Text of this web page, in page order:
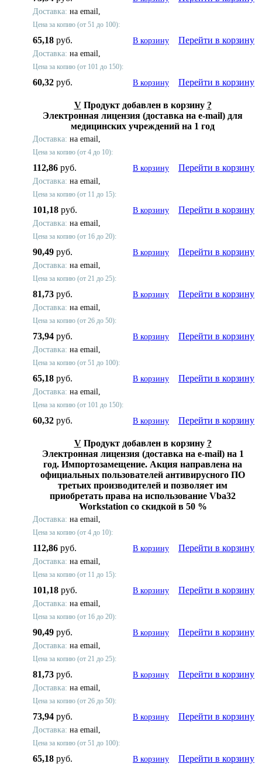
Доставка: на email,
Цена за копию (от 51 до 100):
65,18 руб. В корзину Перейти в корзину
Доставка: на email,
Цена за копию (от 101 до 150):
60,32 руб. В корзину Перейти в корзину
V Продукт добавлен в корзину ?
Электронная лицензия (доставка на e-mail) для
медицинских учреждений на 1 год
Доставка: на email,
Цена за копию (от 4 до 10):
112,86 руб. В корзину Перейти в корзину
Доставка: на email,
Цена за копию (от 11 до 15):
101,18 руб. В корзину Перейти в корзину
Доставка: на email,
Цена за копию (от 16 до 20):
90,49 руб. В корзину Перейти в корзину
Доставка: на email,
Цена за копию (от 21 до 25):
81,73 руб. В корзину Перейти в корзину
Доставка: на email,
Цена за копию (от 26 до 50):
73,94 руб. В корзину Перейти в корзину
Доставка: на email,
Цена за копию (от 51 до 100):
65,18 руб. В корзину Перейти в корзину
Доставка: на email,
Цена за копию (от 101 до 150):
60,32 руб. В корзину Перейти в корзину
V Продукт добавлен в корзину ?
Электронная лицензия (доставка на e-mail) на 1
год. Импортозамещение. Акция направлена на
официальных пользователей антивирусного ПО
третьих производителей и позволяет им
приобретать права на использование Vba32
Workstation со скидкой в 50 %
Доставка: на email,
Цена за копию (от 4 до 10):
112,86 руб. В корзину Перейти в корзину
Доставка: на email,
Цена за копию (от 11 до 15):
101,18 руб. В корзину Перейти в корзину
Доставка: на email,
Цена за копию (от 16 до 20):
90,49 руб. В корзину Перейти в корзину
Доставка: на email,
Цена за копию (от 21 до 25):
81,73 руб. В корзину Перейти в корзину
Доставка: на email,
Цена за копию (от 26 до 50):
73,94 руб. В корзину Перейти в корзину
Доставка: на email,
Цена за копию (от 51 до 100):
65,18 руб. В корзину Перейти в корзину